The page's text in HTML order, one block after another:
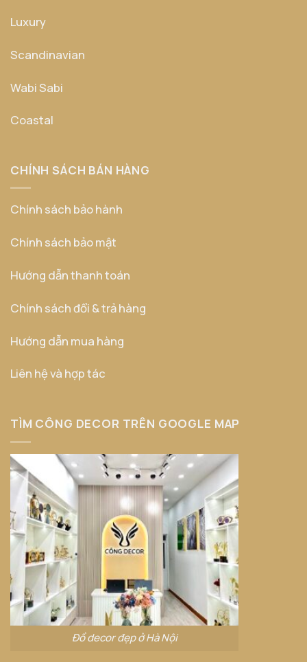
Luxury
Scandinavian
Wabi Sabi
Coastal
CHÍNH SÁCH BÁN HÀNG
Chính sách bảo hành
Chính sách bảo mật
Hướng dẫn thanh toán
Chính sách đổi & trả hàng
Hướng dẫn mua hàng
Liên hệ và hợp tác
TÌM CÔNG DECOR TRÊN GOOGLE MAP
Đồ decor đẹp ở Hà Nội